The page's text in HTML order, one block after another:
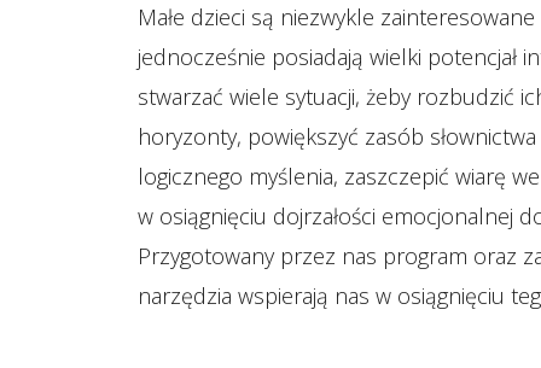
Małe dzieci są niezwykle
jednocześnie posiadają wielki potencjał
stwarzać wiele sytuacji, żeby rozbudzić
horyzonty, powiększyć zasób
logicznego myślenia, zaszczepić wiarę
w osiągnięciu dojrzałości emocjonalnej
Przygotowany przez nas program oraz
narzędzia wspierają nas w osiągnięciu